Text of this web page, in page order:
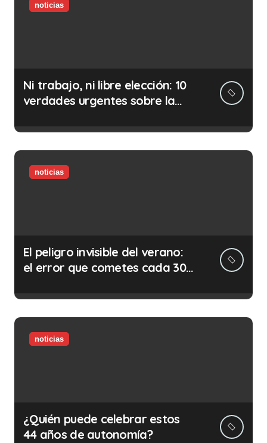
noticias
Ni trabajo, ni libre elección: 10
verdades urgentes sobre la
noticias
El peligro invisible del verano:
el error que cometes cada 30
ilegalidad que te puede costar
la vida)
noticias
¿Quién puede celebrar estos
44 años de autonomía?